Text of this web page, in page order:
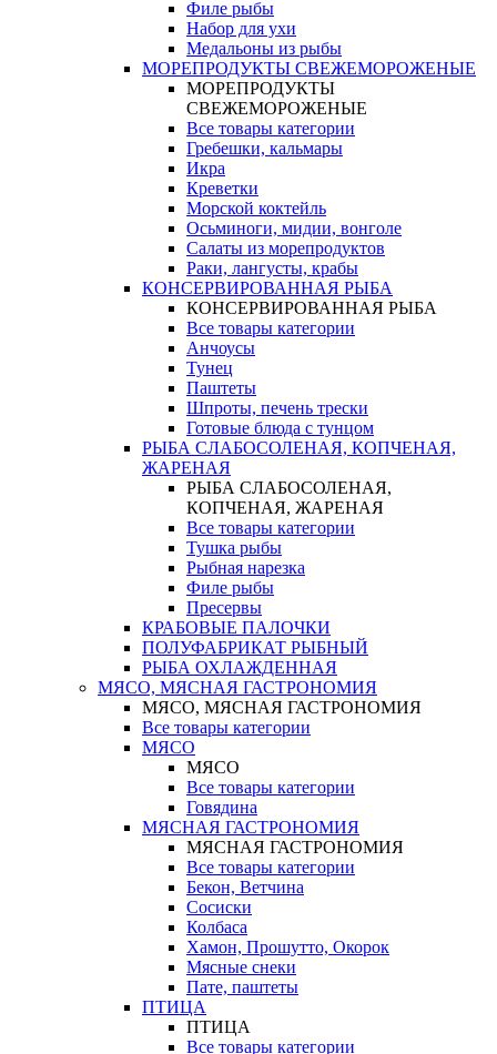
Филе рыбы
Набор для ухи
Медальоны из рыбы
МОРЕПРОДУКТЫ СВЕЖЕМОРОЖЕНЫЕ
МОРЕПРОДУКТЫ
СВЕЖЕМОРОЖЕНЫЕ
Все товары категории
Гребешки, кальмары
Икра
Креветки
Морской коктейль
Осьминоги, мидии, вонголе
Салаты из морепродуктов
Раки, лангусты, крабы
КОНСЕРВИРОВАННАЯ РЫБА
КОНСЕРВИРОВАННАЯ РЫБА
Все товары категории
Анчоусы
Тунец
Паштеты
Шпроты, печень трески
Готовые блюда с тунцом
РЫБА СЛАБОСОЛЕНАЯ, КОПЧЕНАЯ,
ЖАРЕНАЯ
РЫБА СЛАБОСОЛЕНАЯ,
КОПЧЕНАЯ, ЖАРЕНАЯ
Все товары категории
Тушка рыбы
Рыбная нарезка
Филе рыбы
Пресервы
КРАБОВЫЕ ПАЛОЧКИ
ПОЛУФАБРИКАТ РЫБНЫЙ
РЫБА ОХЛАЖДЕННАЯ
МЯСО, МЯСНАЯ ГАСТРОНОМИЯ
МЯСО, МЯСНАЯ ГАСТРОНОМИЯ
Все товары категории
МЯСО
МЯСО
Все товары категории
Говядина
МЯСНАЯ ГАСТРОНОМИЯ
МЯСНАЯ ГАСТРОНОМИЯ
Все товары категории
Бекон, Ветчина
Сосиски
Колбаса
Хамон, Прошутто, Окорок
Мясные снеки
Пате, паштеты
ПТИЦА
ПТИЦА
Все товары категории